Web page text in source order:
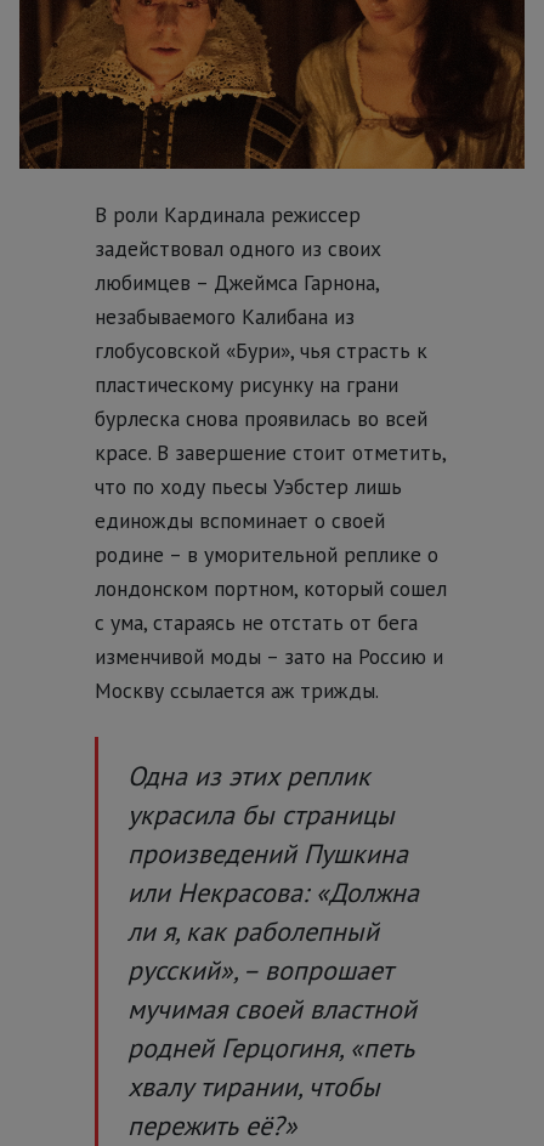
В роли Кардинала режиссер
задействовал одного из своих
любимцев – Джеймса Гарнона,
незабываемого Калибана из
глобусовской «Бури», чья страсть к
пластическому рисунку на грани
бурлеска снова проявилась во всей
красе. В завершение стоит отметить,
что по ходу пьесы Уэбстер лишь
единожды вспоминает о своей
родине – в уморительной реплике о
лондонском портном, который сошел
с ума, стараясь не отстать от бега
изменчивой моды – зато на Россию и
Москву ссылается аж трижды.
Одна из этих реплик
украсила бы страницы
произведений Пушкина
или Некрасова: «Должна
ли я, как раболепный
русский», – вопрошает
мучимая своей властной
родней Герцогиня, «петь
хвалу тирании, чтобы
пережить её?»